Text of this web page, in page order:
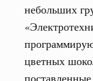
небольших
цветных